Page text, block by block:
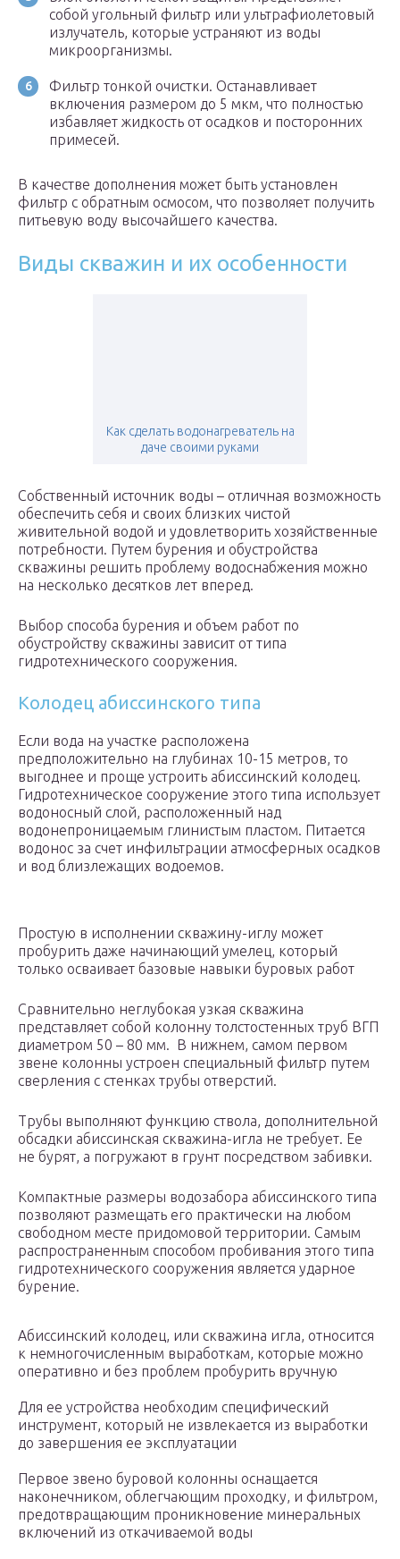
собой угольный фильтр или ультрафиолетовый
излучатель, которые устраняют из воды
микроорганизмы.
Фильтр тонкой очистки. Останавливает
включения размером до 5 мкм, что полностью
избавляет жидкость от осадков и посторонних
примесей.
В качестве дополнения может быть установлен
фильтр с обратным осмосом, что позволяет получить
питьевую воду высочайшего качества.
Виды скважин и их особенности
Как сделать водонагреватель на
даче своими руками
Собственный источник воды – отличная возможность
обеспечить себя и своих близких чистой
живительной водой и удовлетворить хозяйственные
потребности. Путем бурения и обустройства
скважины решить проблему водоснабжения можно
на несколько десятков лет вперед.
Выбор способа бурения и объем работ по
обустройству скважины зависит от типа
гидротехнического сооружения.
Колодец абиссинского типа
Если вода на участке расположена
предположительно на глубинах 10-15 метров, то
выгоднее и проще устроить абиссинский колодец.
Гидротехническое сооружение этого типа использует
водоносный слой, расположенный над
водонепроницаемым глинистым пластом. Питается
водонос за счет инфильтрации атмосферных осадков
и вод близлежащих водоемов.
Простую в исполнении скважину-иглу может
пробурить даже начинающий умелец, который
только осваивает базовые навыки буровых работ
Сравнительно неглубокая узкая скважина
представляет собой колонну толстостенных труб ВГП
диаметром 50 – 80 мм. В нижнем, самом первом
звене колонны устроен специальный фильтр путем
сверления с стенках трубы отверстий.
Трубы выполняют функцию ствола, дополнительной
обсадки абиссинская скважина-игла не требует. Ее
не бурят, а погружают в грунт посредством забивки.
Компактные размеры водозабора абиссинского типа
позволяют размещать его практически на любом
свободном месте придомовой территории. Самым
распространенным способом пробивания этого типа
гидротехнического сооружения является ударное
бурение.
Абиссинский колодец, или скважина игла, относится
к немногочисленным выработкам, которые можно
оперативно и без проблем пробурить вручную
Для ее устройства необходим специфический
инструмент, который не извлекается из выработки
до завершения ее эксплуатации
Первое звено буровой колонны оснащается
наконечником, облегчающим проходку, и фильтром,
предотвращающим проникновение минеральных
включений из откачиваемой воды